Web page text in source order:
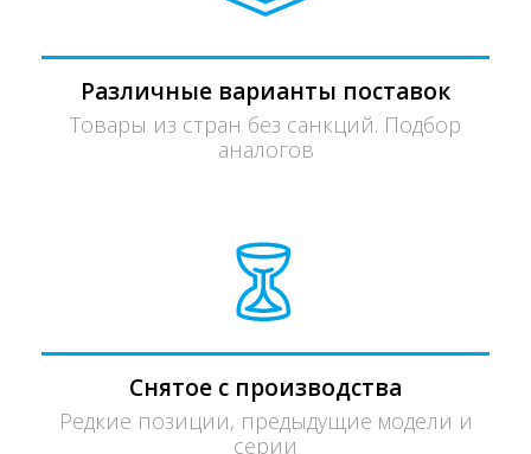
Различные варианты поставок
Товары из стран без санкций. Подбор
аналогов
Снятое с производства
Редкие позиции, предыдущие модели и
серии